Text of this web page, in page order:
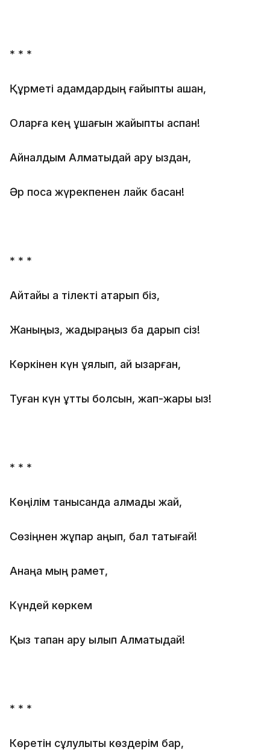
* * *
Құрметі адамдардың ғайыпты ашқан,
Оларға кең құшағын жайыпты аспан!
Айналдым Алматыдай ару қыздан,
Әр посқа жүрекпенен лайк басқан!
* * *
Айтайық ақ тілекті ақтарып біз,
Жаныңыз, жадыраңыз бақ дарып сіз!
Көркінен күн ұялып, ай қызарған,
Туған күн құтты болсын, жап-жарық қыз!
* * *
Көңілім танысқанда қалмады жай,
Сөзіңнен жұпар аңқып, бал татығай!
Анаңа мың рақмет,
Күндей көркем
Қыз тапқан ару қылып Алматыдай!
* * *
Көретін сұлулықты көздерім бар,